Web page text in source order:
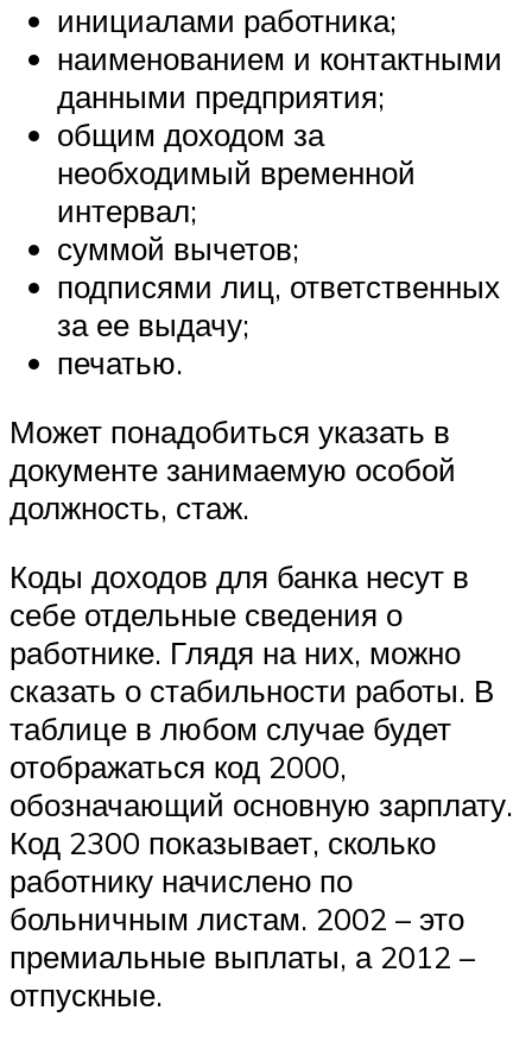
инициалами работника;
наименованием и контактными
данными предприятия;
общим доходом за
необходимый временной
интервал;
суммой вычетов;
подписями лиц, ответственных
за ее выдачу;
печатью.
Может понадобиться указать в
документе занимаемую особой
должность, стаж.
Коды доходов для банка несут в
себе отдельные сведения о
работнике. Глядя на них, можно
сказать о стабильности работы. В
таблице в любом случае будет
отображаться код 2000,
обозначающий основную зарплату.
Код 2300 показывает, сколько
работнику начислено по
больничным листам. 2002 – это
премиальные выплаты, а 2012 –
отпускные.